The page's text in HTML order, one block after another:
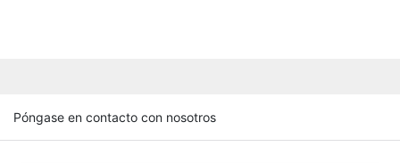
Póngase en contacto con nosotros